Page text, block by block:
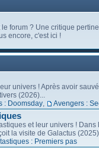
forum ? Une critique
encore, c'est ici !
univers ! Après avoir
(2026)...
: Doomsday Avengers :
et leur univers ! Dans
la visite de Galactus
: Premiers pas